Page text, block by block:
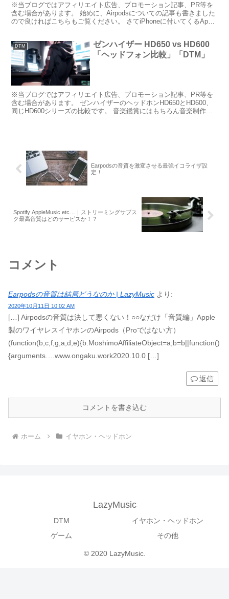
※当ブログではアフィリエイト広告、プロモーション記事、PR等を
含む場合があります。 始めに、Airpodsについての記事も書きました
ので良ければこちらもご覧ください。 さてiPhoneに付いてくるApple
DTM
ゼンハイザー HD650 vs HD600
「ヘッドフォン比較」「DTM」
※当ブログではアフィリエイト広告、プロモーション記事、PR等を
含む場合があります。 ゼンハイザーのヘッドホンHD650とHD600、
同じHD600シリーズの比較です。 音楽鑑賞にはもちろん音楽制作に
Earpodsの音質を激変させる最強イコライザ設
定！
Spotify AppleMusic etc…｜ストリーミングサブス
ク最高音質はどのサービスか！？
コメント
Earpodsの音質は結局どうなのか | LazyMusic より:
2020年10月11日 10:02 AM
[…] Airpodsの音質は決して悪くない！○○なだけ「音質編」Apple
製のワイヤレスイヤホンのAirpods（Proではない方）
(function(b,c,f,g,a,d,e){b.MoshimoAffiliateObject=a;b=b||function()
{arguments….www.ongaku.work2020.10.0 […]
返信
コメントを書き込む
ホーム イヤホン・ヘッドホン
LazyMusic
DTM
イヤホン・ヘッドホン
ゲーム
その他
© 2020 LazyMusic.